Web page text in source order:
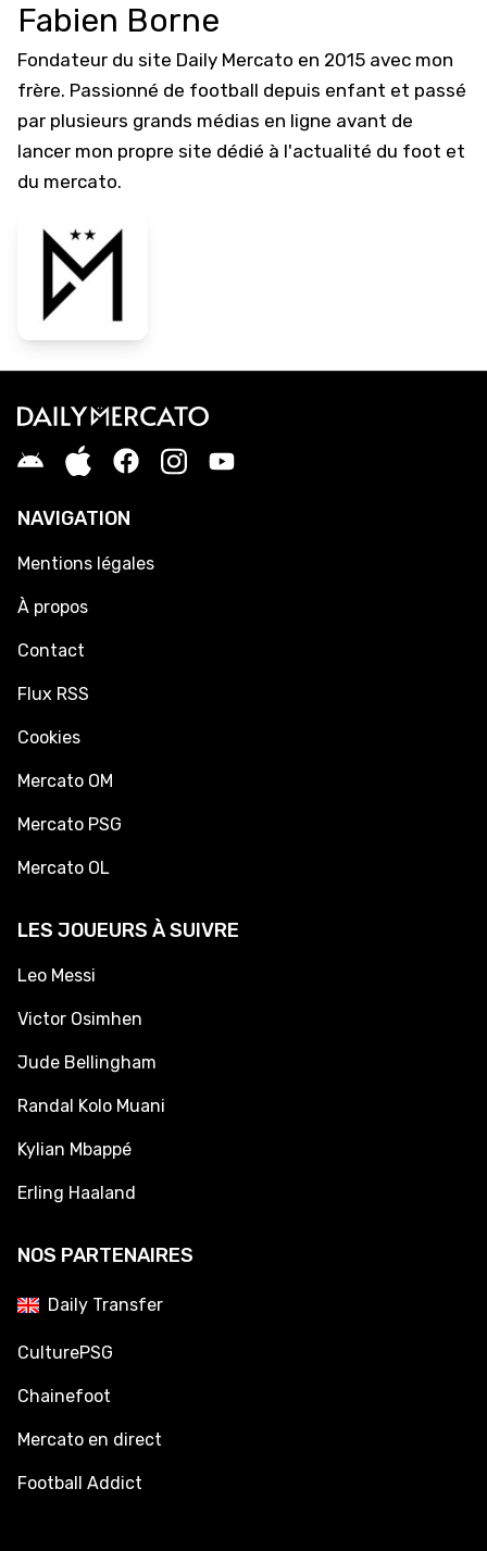
Fabien Borne
Fondateur du site Daily Mercato en 2015 avec mon
frère. Passionné de football depuis enfant et passé
par plusieurs grands médias en ligne avant de
lancer mon propre site dédié à l'actualité du foot et
du mercato.
NAVIGATION
Mentions légales
À propos
Contact
Flux RSS
Cookies
Mercato OM
Mercato PSG
Mercato OL
LES JOUEURS À SUIVRE
Leo Messi
Victor Osimhen
Jude Bellingham
Randal Kolo Muani
Kylian Mbappé
Erling Haaland
NOS PARTENAIRES
Daily Transfer
CulturePSG
Chainefoot
Mercato en direct
Football Addict